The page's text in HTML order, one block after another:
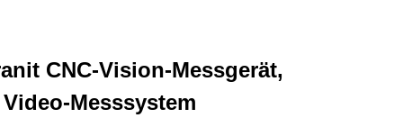
CNC-Vision-Messgerät,
Messsystem